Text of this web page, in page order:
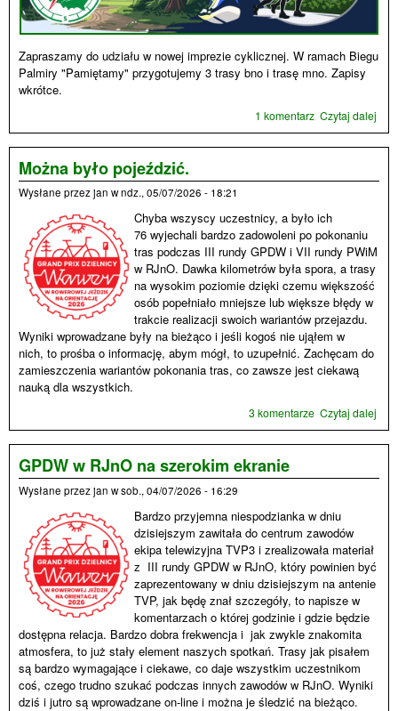
Zapraszamy do udziału w nowej imprezie cyklicznej. W ramach Biegu
Palmiry "Pamiętamy" przygotujemy 3 trasy bno i trasę mno. Zapisy
wkrótce.
Czytaj dalej
1 komentarz
Można było pojeździć.
Wysłane przezjan wndz., 05/07/2026 - 18:21
Chyba wszyscy uczestnicy, a było ich
76 wyjechali bardzo zadowoleni po pokonaniu
tras podczas III rundy GPDW i VII rundy PWiM
w RJnO. Dawka kilometrów była spora, a trasy
na wysokim poziomie dzięki czemu większość
osób popełniało mniejsze lub większe błędy w
trakcie realizacji swoich wariantów przejazdu.
Wyniki wprowadzane były na bieżąco i jeśli kogoś nie ująłem w
nich, to prośba o informację, abym mógł, to uzupełnić. Zachęcam do
zamieszczenia wariantów pokonania tras, co zawsze jest ciekawą
nauką dla wszystkich.
Czytaj dalej
było
3 komentarze
GPDW w RJnO na szerokim ekranie
Wysłane przezjan wsob., 04/07/2026 - 16:29
Bardzo przyjemna niespodzianka w dniu
dzisiejszym zawitała do centrum zawodów
ekipa telewizyjna TVP3 i zrealizowała materiał
z III rundy GPDW w RJnO, który powinien być
zaprezentowany w dniu dzisiejszym na antenie
TVP, jak będę znał szczegóły, to napisze w
komentarzach o której godzinie i gdzie będzie
dostępna relacja. Bardzo dobra frekwencja i jak zwykle znakomita
atmosfera, to już stały element naszych spotkań. Trasy jak pisałem
są bardzo wymagające i ciekawe, co daje wszystkim uczestnikom
coś, czego trudno szukać podczas innych zawodów w RJnO. Wyniki
dziś i jutro są wprowadzane on-line i można je śledzić na bieżąco.